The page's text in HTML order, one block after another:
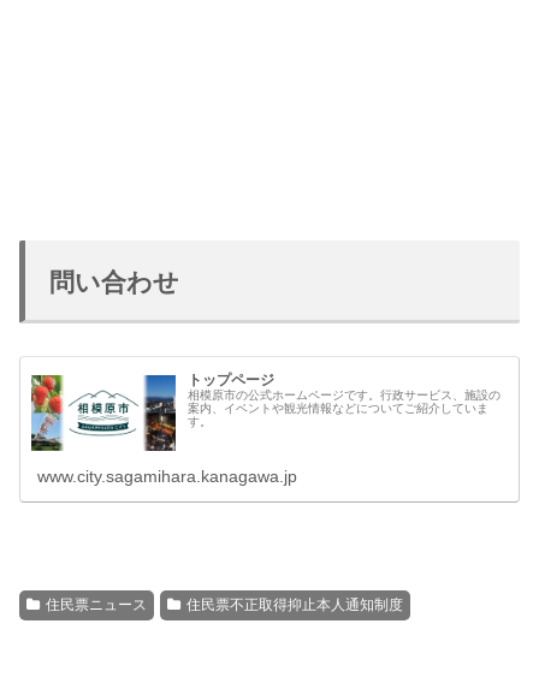
問い合わせ
トップページ
相模原市の公式ホームページです。行政サービス、施設の
案内、イベントや観光情報などについてご紹介していま
す。
www.city.sagamihara.kanagawa.jp
住民票ニュース 住民票不正取得抑止本人通知制度